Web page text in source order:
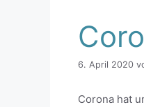
6. April 2020
Corona hat